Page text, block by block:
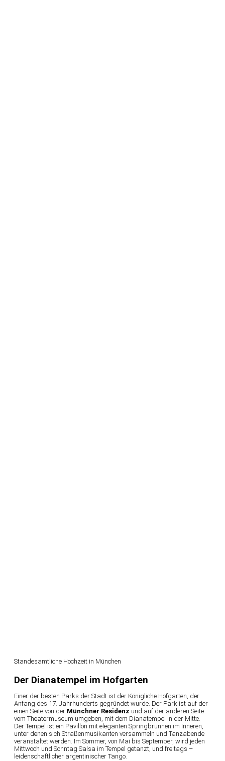
Standesamtliche Hochzeit in München
Der Dianatempel im Hofgarten
Einer der besten Parks der Stadt ist der Königliche Hofgarten, der
Anfang des 17. Jahrhunderts gegründet wurde. Der Park ist auf der
einen Seite von der Münchner Residenz und auf der anderen Seite
vom Theatermuseum umgeben, mit dem Dianatempel in der Mitte.
Der Tempel ist ein Pavillon mit eleganten Springbrunnen im Inneren,
unter denen sich Straßenmusikanten versammeln und Tanzabende
veranstaltet werden. Im Sommer, von Mai bis September, wird jeden
Mittwoch und Sonntag Salsa im Tempel getanzt, und freitags –
leidenschaftlicher argentinischer Tango.